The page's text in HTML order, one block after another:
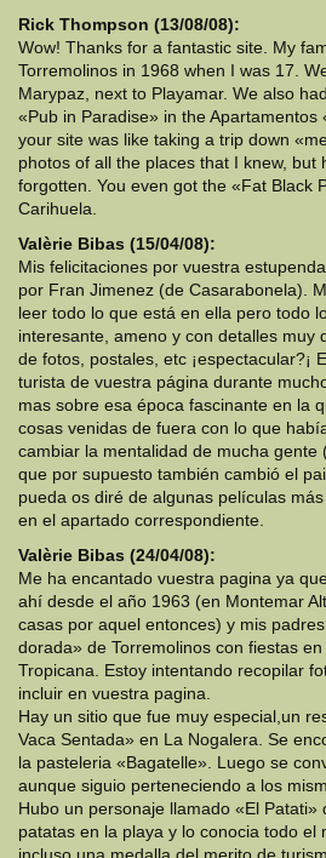
Rick Thompson (13/08/08):
Wow! Thanks for a fantastic site. My
Torremolinos in 1968 when I was 17.
Marypaz, next to Playamar. We also
«Pub in Paradise» in the Apartamentos
your site was like taking a trip down
photos of all the places that I knew, but
forgotten. You even got the «Fat Black
Carihuela.
Valèrie Bibas (15/04/08):
Mis felicitaciones por vuestra
por Fran Jimenez (de Casarabonela).
leer todo lo que está en ella pero todo
interesante, ameno y con detalles muy
de fotos, postales, etc ¡espectacular?¡
turista de vuestra página durante
mas sobre esa época fascinante en la
cosas venidas de fuera con lo que
cambiar la mentalidad de mucha gente
que por supuesto también cambió el
pueda os diré de algunas películas
en el apartado correspondiente.
Valèrie Bibas (24/04/08):
Me ha encantado vuestra pagina ya
ahí desde el año 1963 (en Montemar
casas por aquel entonces) y mis
dorada» de Torremolinos con fiestas
Tropicana. Estoy intentando recopilar
incluir en vuestra pagina.
Hay un sitio que fue muy especial,un
Vaca Sentada» en La Nogalera. Se
la pasteleria «Bagatelle». Luego se
aunque siguio perteneciendo a los
Hubo un personaje llamado «El Patati»
patatas en la playa y lo conocia todo el